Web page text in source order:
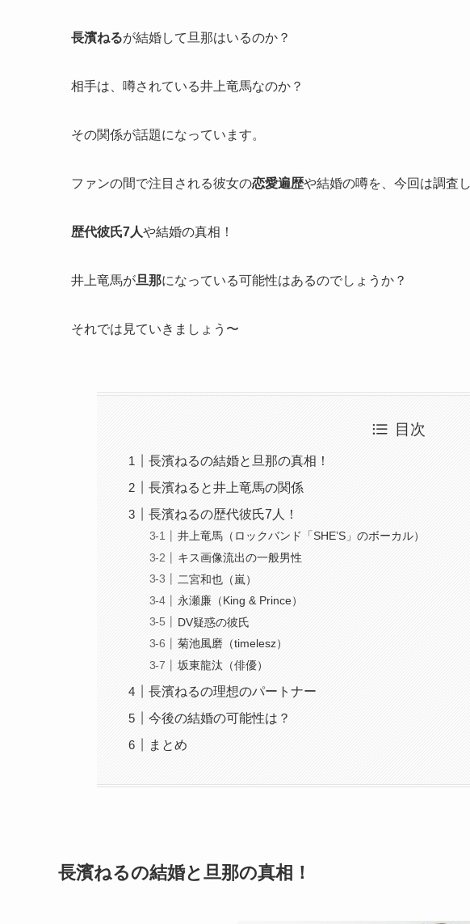
長濱ねるが結婚して旦那はいるのか？
相手は、噂されている井上竜馬なのか？
その関係が話題になっています。
ファンの間で注目される彼女の恋愛遍歴や結婚の噂を、今回は調査
歴代彼氏7人や結婚の真相！
井上竜馬が旦那になっている可能性はあるのでしょうか？
それでは見ていきましょう〜
目次
長濱ねるの結婚と旦那の真相！
長濱ねると井上竜馬の関係
長濱ねるの歴代彼氏7人！
井上竜馬（ロックバンド「SHE’S」のボーカル）
キス画像流出の一般男性
二宮和也（嵐）
永瀬廉（King & Prince）
DV疑惑の彼氏
菊池風磨（timelesz）
坂東龍汰（俳優）
長濱ねるの理想のパートナー
今後の結婚の可能性は？
まとめ
長濱ねるの結婚と旦那の真相！